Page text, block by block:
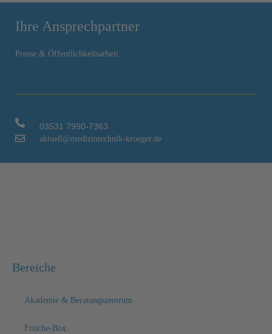
Ihre Ansprechpartner
Presse & Öffentlichkeitsarbeit
03531 7990-7363
aktuell@medizintechnik-kroeger.de
Bereiche
Akademie & Beratungszentrum
Frische-Box